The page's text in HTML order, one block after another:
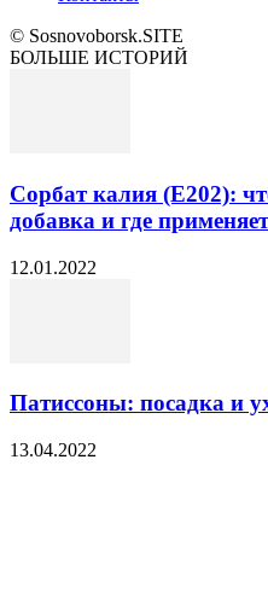
© Sosnovoborsk.SITE
БОЛЬШЕ ИСТОРИЙ
Сорбат калия (E202):
добавка и где
12.01.2022
Патиссоны: посадка и
13.04.2022